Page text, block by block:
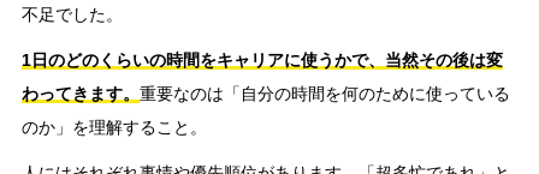
不足でした。
1日のどのくらいの時間をキャリアに使うかで、当然その後は変
わってきます。 重要なのは「自分の時間を何のために使っている
のか」を理解すること。